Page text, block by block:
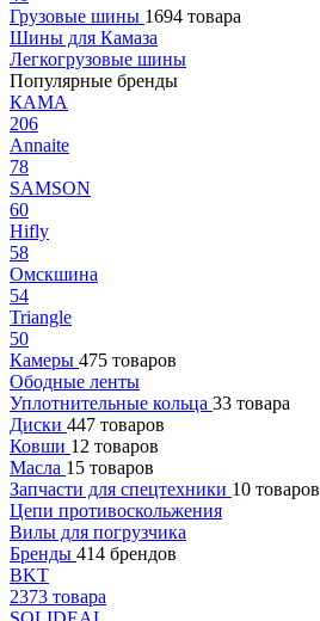
Грузовые шины 1694 товара
Шины для Камаза
Легкогрузовые шины
Популярные бренды
КАМА
206
Annaite
78
SAMSON
60
Hifly
58
Омскшина
54
Triangle
50
Камеры 475 товаров
Ободные ленты
Уплотнительные кольца 33 товара
Диски 447 товаров
Ковши 12 товаров
Масла 15 товаров
Запчасти для спецтехники 10 товаров
Цепи противоскольжения
Вилы для погрузчика
Бренды 414 брендов
BKT
2373 товара